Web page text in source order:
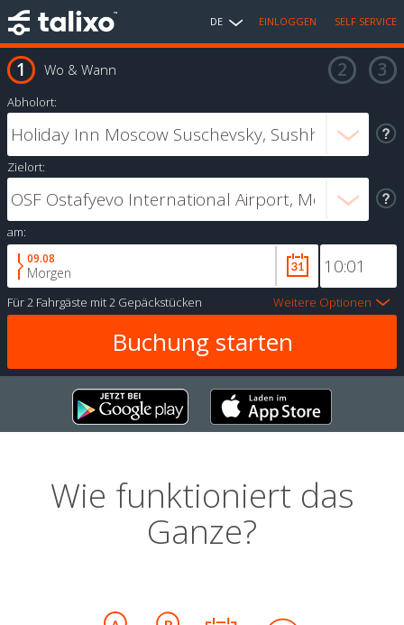
DE EINLOGGEN SELF SERVICE
Wo & Wann
Abholort:
Zielort:
am:
09.08
Morgen
Für2 Fahrgäste mit2 Gepäckstücken Weitere Optionen
Wie funktioniert das
Ganze?